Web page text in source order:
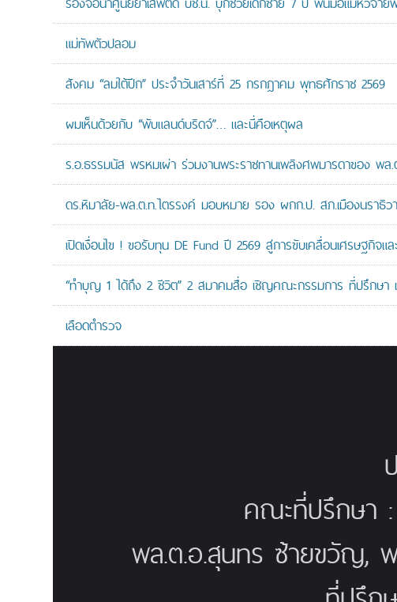
แม่ทัพตัวปลอม
สังคม “ลมใต้ปีก” ประจำวันเสาร์ที่ 25 กรกฎาคม พุทธศักราช 2569
ผมเห็นด้วยกับ “พับแลนด์บริดจ์”… และนี่คือเหตุผล
ร.อ.ธรรมนัส พรหมเผ่า ร่วมงานพระราชทานเพลิงศพมารดาของ พ
ดร.หิมาลัย-พล.ต.ท.ไตรรงค์ มอบหมาย รอง ผกก.ป. สภ.เมืองนราธิ
เปิดเงื่อนไข ! ขอรับทุน DE Fund ปี 2569 สู่การขับเคลื่อนเศรษฐกิจ
“ทำบุญ 1 ได้ถึง 2 ชีวิต” 2 สมาคมสื่อ เชิญคณะกรรมการ ที่ปรึกษา
เลือดตำรวจ
คณะที่ปรึกษา
พล.ต.อ.สุนทร ซ้ายขวัญ,